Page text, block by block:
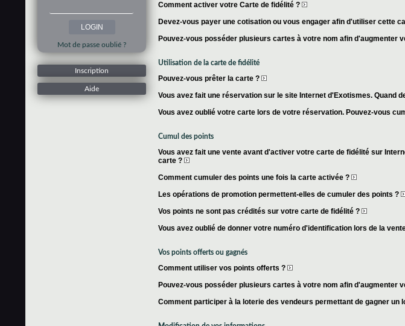
Mot de passe oublié ?
Inscription
Aide
Comment activer votre Carte de fidélité ?
Devez-vous payer une cotisation ou vous engager afin d'utiliser cette
Pouvez-vous posséder plusieurs cartes à votre nom afin d'augmenter
Utilisation de la carte de fidélité
Pouvez-vous prêter la carte ?
Vous avez fait une réservation sur le site Internet d'Exotismes. Quand
Vous avez oublié votre carte lors de votre réservation. Pouvez-vous
Cumul des points
Vous avez fait une vente avant d'activer votre carte de fidélité sur
carte ?
Comment cumuler des points une fois la carte activée ?
Les opérations de promotion permettent-elles de cumuler des points ?
Vos points ne sont pas crédités sur votre carte de fidélité ?
Vous avez oublié de donner votre numéro d'identification lors de la
Vos points offerts ou gagnés
Comment utiliser vos points offerts ?
Pouvez-vous posséder plusieurs cartes à votre nom afin d'augmenter
Comment participer à la loterie des vendeurs permettant de gagner un